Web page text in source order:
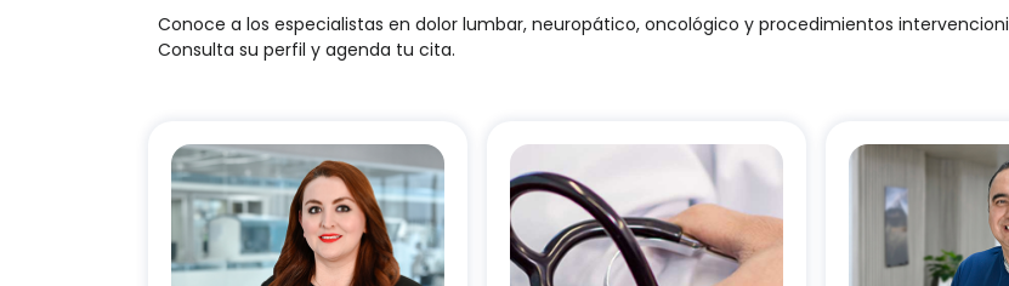
Conoce a los especialistas en dolor lumbar, neuropático, oncológico y procedimientos
Consulta su perfil y agenda tu cita.